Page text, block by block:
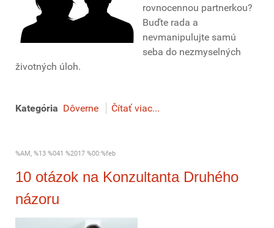
rovnocennou partnerkou?
Buďte rada a
nevmanipulujte samú
seba do nezmyselných
životných úloh.
Kategória Dôverne Čítať viac...
%AM, %13 %041 %2017 %00:%feb
10 otázok na Konzultanta Druhého
názoru